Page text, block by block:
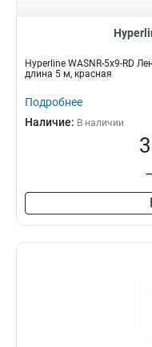
Hyperline WASNR-5x9-RD
длина 5 м, красная
Подробнее
Наличие: В наличии